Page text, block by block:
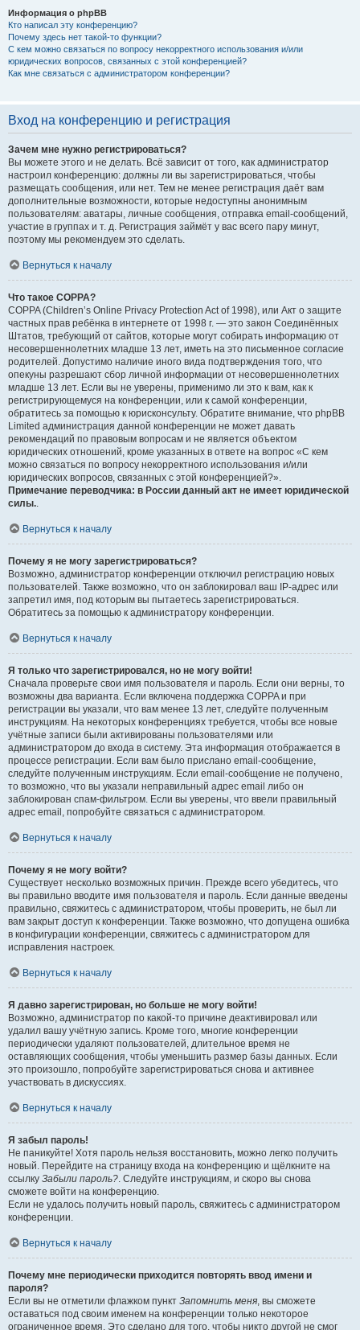
Информация о phpBB
Кто написал эту конференцию?
Почему здесь нет такой-то функции?
С кем можно связаться по вопросу некорректного использования и/или
юридических вопросов, связанных с этой конференцией?
Как мне связаться с администратором конференции?
Вход на конференцию и регистрация
Зачем мне нужно регистрироваться?
Вы можете этого и не делать. Всё зависит от того, как администратор
настроил конференцию: должны ли вы зарегистрироваться, чтобы
размещать сообщения, или нет. Тем не менее регистрация даёт вам
дополнительные возможности, которые недоступны анонимным
пользователям: аватары, личные сообщения, отправка email-сообщений,
участие в группах и т. д. Регистрация займёт у вас всего пару минут,
поэтому мы рекомендуем это сделать.
Вернуться к началу
Что такое COPPA?
COPPA (Children’s Online Privacy Protection Act of 1998), или Акт о защите
частных прав ребёнка в интернете от 1998 г. — это закон Соединённых
Штатов, требующий от сайтов, которые могут собирать информацию от
несовершеннолетних младше 13 лет, иметь на это письменное согласие
родителей. Допустимо наличие иного вида подтверждения того, что
опекуны разрешают сбор личной информации от несовершеннолетних
младше 13 лет. Если вы не уверены, применимо ли это к вам, как к
регистрирующемуся на конференции, или к самой конференции,
обратитесь за помощью к юрисконсульту. Обратите внимание, что phpBB
Limited администрация данной конференции не может давать
рекомендаций по правовым вопросам и не является объектом
юридических отношений, кроме указанных в ответе на вопрос «С кем
можно связаться по вопросу некорректного использования и/или
юридических вопросов, связанных с этой конференцией?».
Примечание переводчика: в России данный акт не имеет юридической
силы..
Вернуться к началу
Почему я не могу зарегистрироваться?
Возможно, администратор конференции отключил регистрацию новых
пользователей. Также возможно, что он заблокировал ваш IP-адрес или
запретил имя, под которым вы пытаетесь зарегистрироваться.
Обратитесь за помощью к администратору конференции.
Вернуться к началу
Я только что зарегистрировался, но не могу войти!
Сначала проверьте свои имя пользователя и пароль. Если они верны, то
возможны два варианта. Если включена поддержка COPPA и при
регистрации вы указали, что вам менее 13 лет, следуйте полученным
инструкциям. На некоторых конференциях требуется, чтобы все новые
учётные записи были активированы пользователями или
администратором до входа в систему. Эта информация отображается в
процессе регистрации. Если вам было прислано email-сообщение,
следуйте полученным инструкциям. Если email-сообщение не получено,
то возможно, что вы указали неправильный адрес email либо он
заблокирован спам-фильтром. Если вы уверены, что ввели правильный
адрес email, попробуйте связаться с администратором.
Вернуться к началу
Почему я не могу войти?
Существует несколько возможных причин. Прежде всего убедитесь, что
вы правильно вводите имя пользователя и пароль. Если данные введены
правильно, свяжитесь с администратором, чтобы проверить, не был ли
вам закрыт доступ к конференции. Также возможно, что допущена ошибка
в конфигурации конференции, свяжитесь с администратором для
исправления настроек.
Вернуться к началу
Я давно зарегистрирован, но больше не могу войти!
Возможно, администратор по какой-то причине деактивировал или
удалил вашу учётную запись. Кроме того, многие конференции
периодически удаляют пользователей, длительное время не
оставляющих сообщения, чтобы уменьшить размер базы данных. Если
это произошло, попробуйте зарегистрироваться снова и активнее
участвовать в дискуссиях.
Вернуться к началу
Я забыл пароль!
Не паникуйте! Хотя пароль нельзя восстановить, можно легко получить
новый. Перейдите на страницу входа на конференцию и щёлкните на
ссылку Забыли пароль?. Следуйте инструкциям, и скоро вы снова
сможете войти на конференцию.
Если не удалось получить новый пароль, свяжитесь с администратором
конференции.
Вернуться к началу
Почему мне периодически приходится повторять ввод имени и
пароля?
Если вы не отметили флажком пункт Запомнить меня, вы сможете
оставаться под своим именем на конференции только некоторое
ограниченное время. Это сделано для того, чтобы никто другой не смог